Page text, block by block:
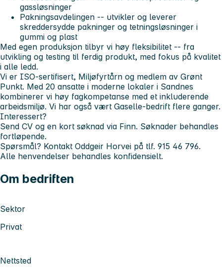
gassløsninger
Pakningsavdelingen -- utvikler og leverer
skreddersydde pakninger og tetningsløsninger i
gummi og plast
Med egen produksjon tilbyr vi høy fleksibilitet -- fra
utvikling og testing til ferdig produkt, med fokus på kvalitet
i alle ledd.
Vi er ISO-sertifisert, Miljøfyrtårn og medlem av Grønt
Punkt. Med 20 ansatte i moderne lokaler i Sandnes
kombinerer vi høy fagkompetanse med et inkluderende
arbeidsmiljø. Vi har også vært Gaselle-bedrift flere ganger.
Interessert?
Send CV og en kort søknad via Finn. Søknader behandles
fortløpende.
Spørsmål? Kontakt Oddgeir Horvei på tlf. 915 46 796.
Alle henvendelser behandles konfidensielt.
Om bedriften
Sektor
Privat
Nettsted